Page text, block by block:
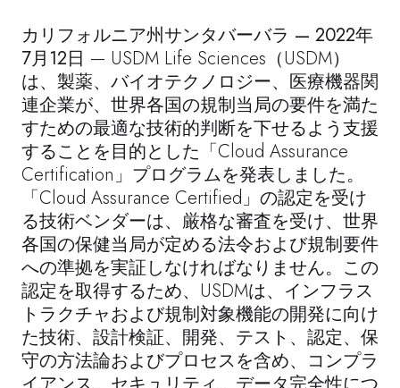
カリフォルニア州サンタバーバラ — 2022年
7月12日 — USDM Life Sciences（USDM）
は、製薬、バイオテクノロジー、医療機器関
連企業が、世界各国の規制当局の要件を満た
すための最適な技術的判断を下せるよう支援
することを目的とした「Cloud Assurance
Certification」プログラムを発表しました。
「Cloud Assurance Certified」の認定を受け
る技術ベンダーは、厳格な審査を受け、世界
各国の保健当局が定める法令および規制要件
への準拠を実証しなければなりません。この
認定を取得するため、USDMは、インフラス
トラクチャおよび規制対象機能の開発に向け
た技術、設計検証、開発、テスト、認定、保
守の方法論およびプロセスを含め、コンプラ